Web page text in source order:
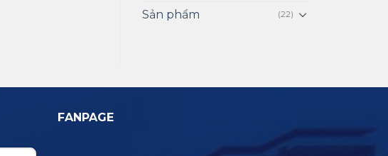
Sản phẩm (22)
FANPAGE